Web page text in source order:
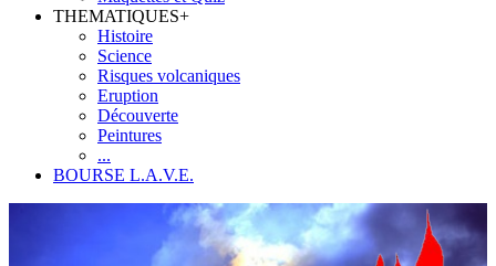
THEMATIQUES+
Histoire
Science
Risques volcaniques
Eruption
Découverte
Peintures
...
BOURSE L.A.V.E.